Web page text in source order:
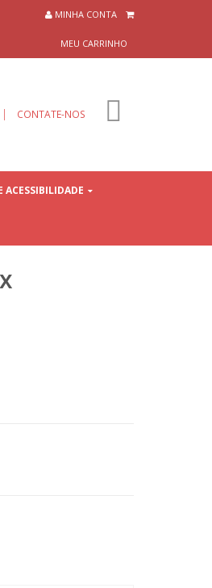
MINHA CONTA⠀
MEU CARRINHO⠀
| CONTATE-NOS
ACESSIBILIDADE